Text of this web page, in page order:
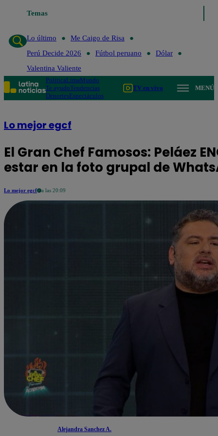
Temas
Lo último
Lo último
Me Caigo de Risa
Perú Decide 2026
Fútbol peruano
Dólar
Valentina Valiente
PolíticaLimaMundo
Te ayudoTendencias
DeportesEspectáculos
TV en vivo MENÚ
Lo mejor egcf
El Gran Chef Famosos: Peláez
estar en la foto grupal de
Lo mejor egcf a las 20:09
Alejandra Sanchez A.